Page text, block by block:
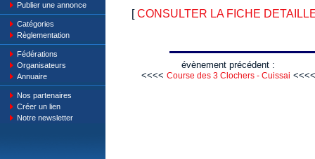
Publier une annonce
Catégories
Règlementation
Fédérations
Organisateurs
Annuaire
Nos partenaires
Créer un lien
Notre newsletter
[CONSULTER LA FICHE
évènement précédent :
<<<< Course des 3 Clochers - Cuissai <<<<